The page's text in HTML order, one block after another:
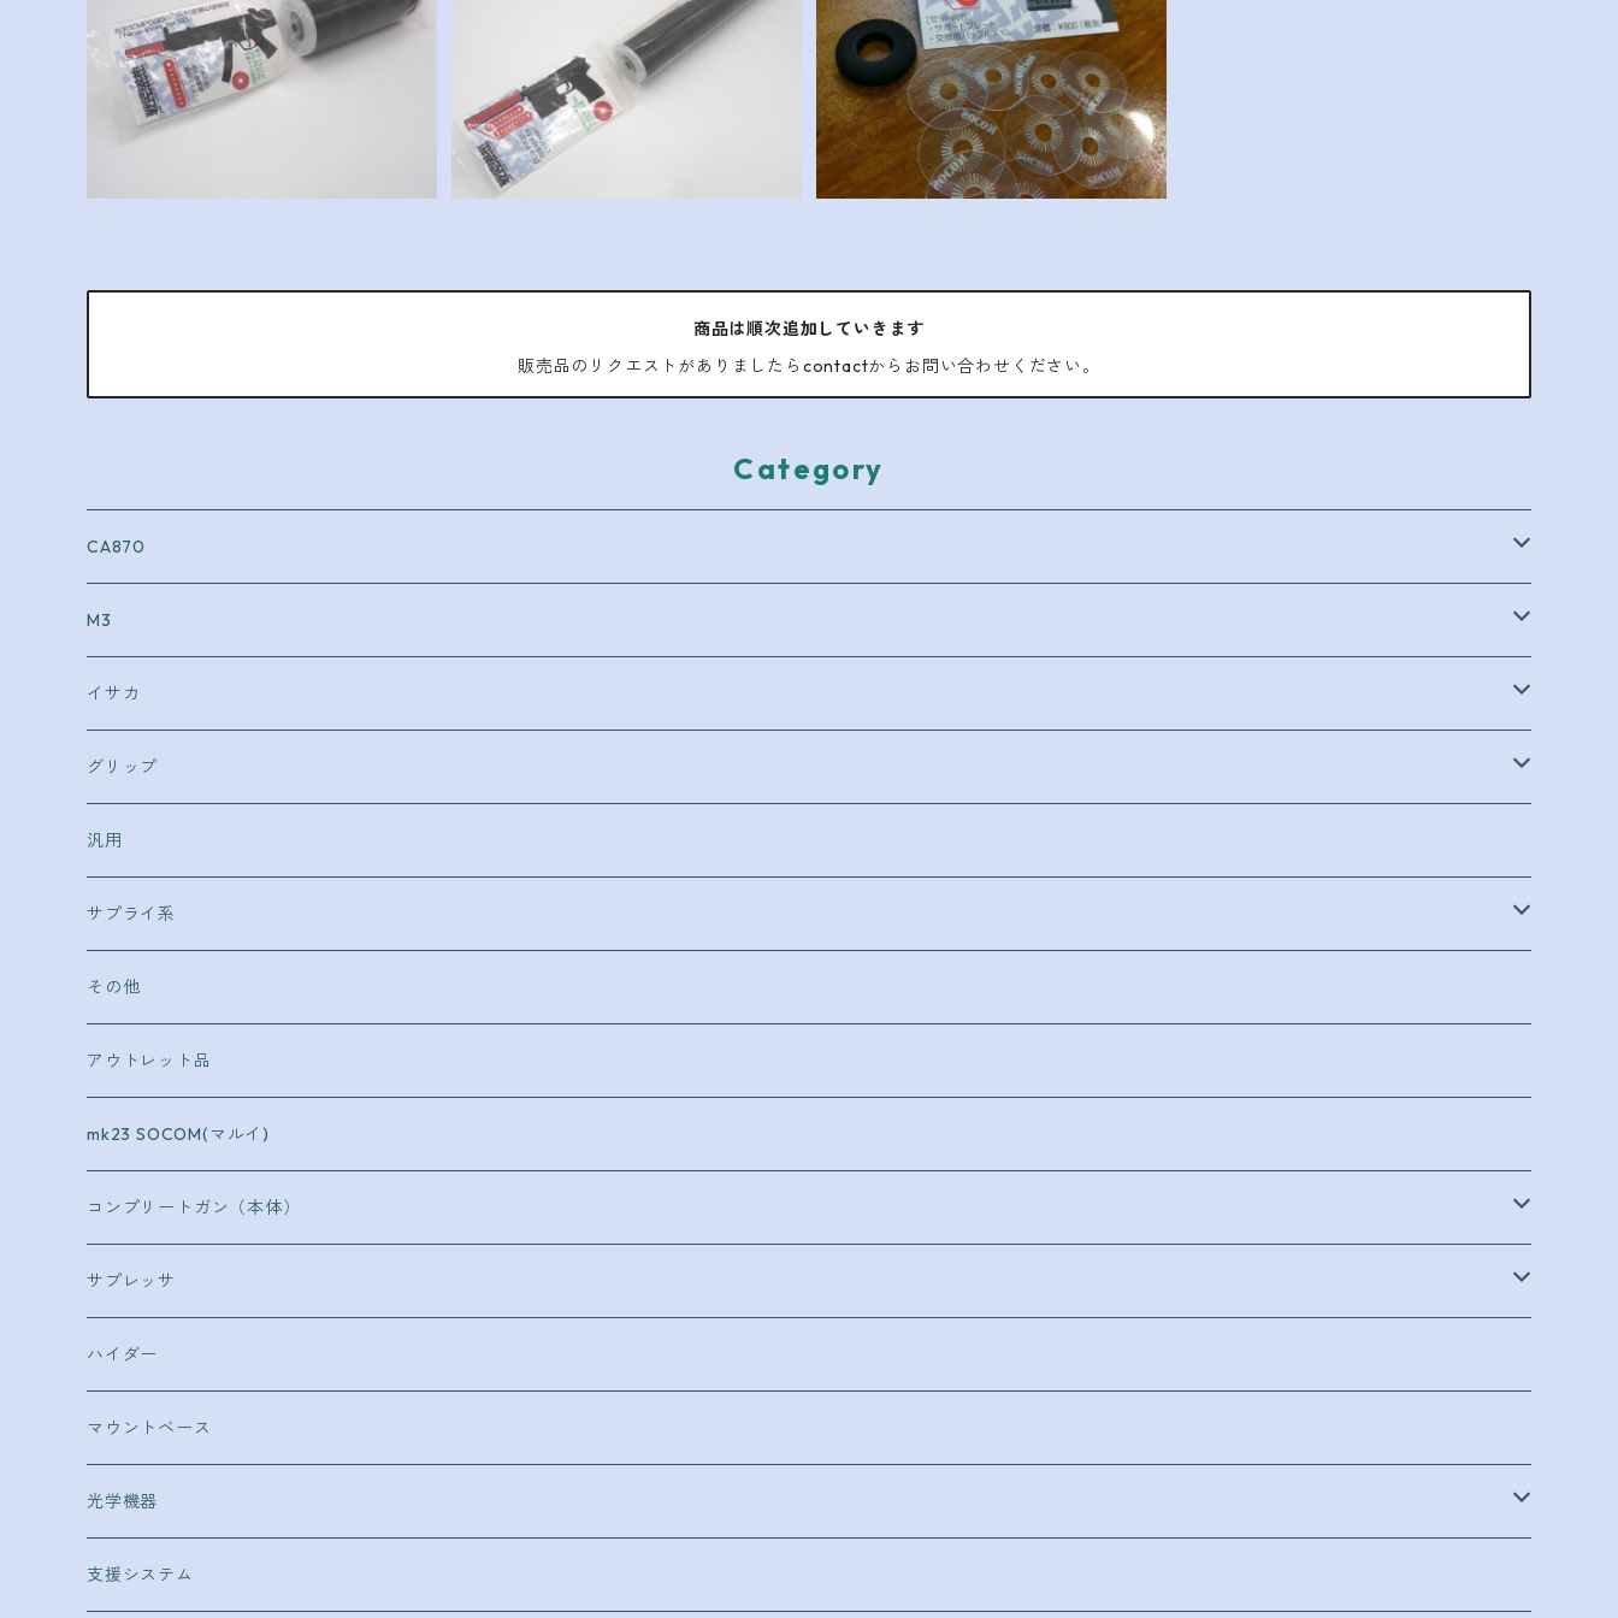
Ninja inner for SD
¥1,800
Ninja inner for SOCOM
¥2,500
消音強化バッフル 「Ninja」シリーズ
¥600
商品は順次追加していきます
販売品のリクエストがありましたらcontactからお問い合わせください。
Category
CA870
外装
内部
コンプリート
M3
外装
内部
イサカ
外装
内部
グリップ
マルイ
ＧＭ系
Ｖ10
ＫＳＣ
トカレフＴＴ３３
タナカ
Ｍ1917
汎用
サプライ系
キーホルダー
コースター
その他
アウトレット品
mk23 SOCOM(マルイ)
コンプリートガン（本体）
ショットガン
イサカM37
CA870
ボルトアクション
ハンドガン
消音材
サプレッサ
CA870用
φ35
φ25
エアコキガバメント用
14mm逆ネジ
φ25
消音材
ハイダー
マウントベース
光学機器
スコープ
支援システム